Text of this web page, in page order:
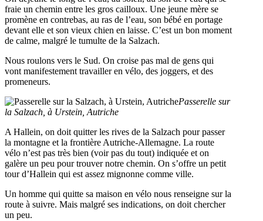
fraie un chemin entre les gros cailloux. Une jeune mère se
promène en contrebas, au ras de l’eau, son bébé en portage
devant elle et son vieux chien en laisse. C’est un bon moment
de calme, malgré le tumulte de la Salzach.
Nous roulons vers le Sud. On croise pas mal de gens qui
vont manifestement travailler en vélo, des joggers, et des
promeneurs.
Passerelle sur
la Salzach, à Urstein, Autriche
A Hallein, on doit quitter les rives de la Salzach pour passer
la montagne et la frontière Autriche-Allemagne. La route
vélo n’est pas très bien (voir pas du tout) indiquée et on
galère un peu pour trouver notre chemin. On s’offre un petit
tour d’Hallein qui est assez mignonne comme ville.
Un homme qui quitte sa maison en vélo nous renseigne sur la
route à suivre. Mais malgré ses indications, on doit chercher
un peu.